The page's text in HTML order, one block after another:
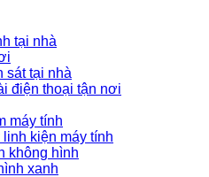
tại nhà
sát tại nhà
điện thoại tận nơi
máy tính
kiện máy tính
không hình
xanh